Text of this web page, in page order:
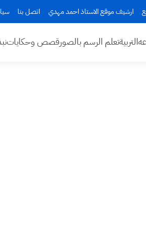
ارشيف موقع الاستاذ احمد مهدي اتصل بنا
التربيةتعلم الرسم بالصورقصص وحكايات